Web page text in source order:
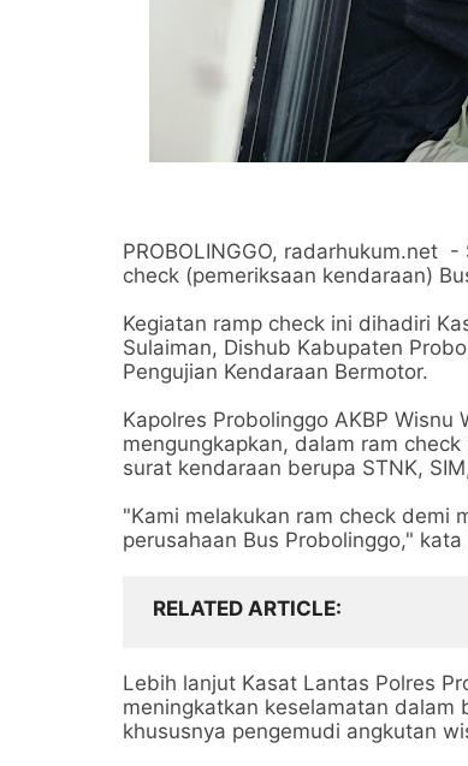
PROBOLINGGO, radarhukum.net
check (pemeriksaan kendaraan)
Kegiatan ramp check ini dihadiri
Sulaiman, Dishub Kabupaten
Pengujian Kendaraan Bermotor.
Kapolres Probolinggo AKBP
mengungkapkan, dalam ram
surat kendaraan berupa STNK,
"Kami melakukan ram check demi
perusahaan Bus Probolinggo,"
RELATED ARTICLE
Lebih lanjut Kasat Lantas Polres
meningkatkan keselamatan
khususnya pengemudi angkutan